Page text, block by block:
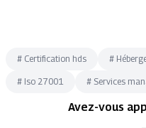
# Certification hds #
# Iso 27001 # Services
Avez-vous